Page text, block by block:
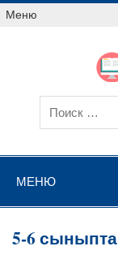
Меню
МЕНЮ
5-6